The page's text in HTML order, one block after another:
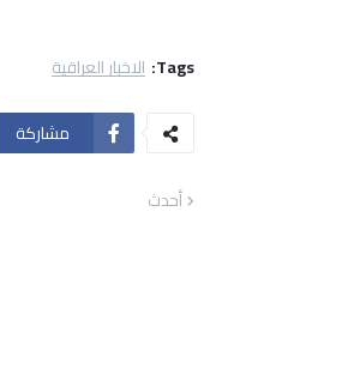
Tags: الاخبار العراقية
مشاركة
أحدث